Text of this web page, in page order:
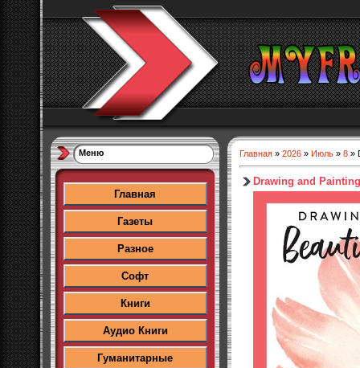
Меню
Главная
Газеты
Разное
Софт
Книги
Аудио Книги
Гуманитарные
Главная » 2026 » Июль » 8 »
Drawing and